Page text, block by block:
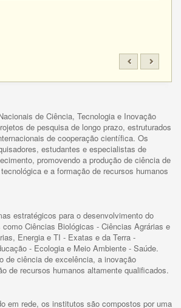
de Ciência, Tecnologia e Inovação
de pesquisa de longo prazo, estruturados
de cooperação científica. Os
estudantes e especialistas de
promovendo a produção de ciência de
e a formação de recursos humanos
estratégicos para o desenvolvimento do
Ciências Biológicas - Ciências Agrárias e
Energia e TI - Exatas e da Terra -
- Ecologia e Meio Ambiente - Saúde.
de ciência de excelência, a inovação
de recursos humanos altamente qualificados.
em rede, os institutos são compostos por uma